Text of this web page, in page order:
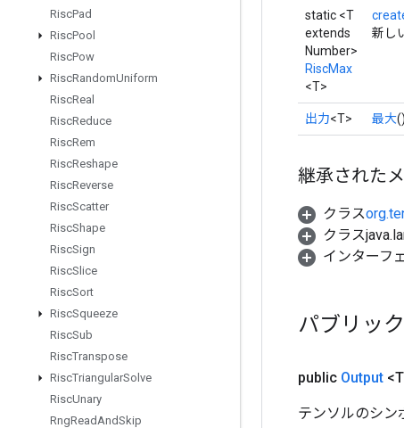
RiscPad
RiscPool
RiscPow
RiscRandomUniform
RiscReal
RiscReduce
RiscRem
RiscReshape
RiscReverse
RiscScatter
RiscShape
RiscSign
RiscSlice
RiscSort
RiscSqueeze
RiscSub
RiscTranspose
RiscTriangularSolve
RiscUnary
RngReadAndSkip
static <T
extends
Number>
RiscMax
<T>
新し
出力<T> 最大()
継承された
クラス
クラス
インターフ
パブリッ
public Output
テンソルのシン